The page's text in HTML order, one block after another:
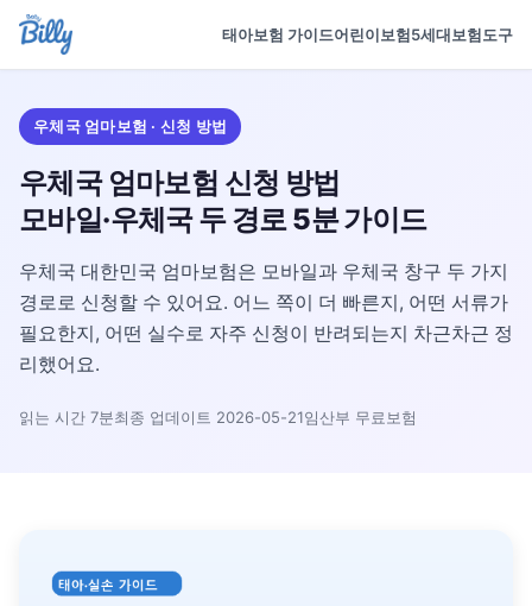
태아보험 가이드어린이보험5세대보험도구
우체국 엄마보험 · 신청 방법
우체국 엄마보험 신청 방법
모바일·우체국 두 경로 5분 가이드
우체국 대한민국 엄마보험은 모바일과 우체국 창구 두 가지
경로로 신청할 수 있어요. 어느 쪽이 더 빠른지, 어떤 서류가
필요한지, 어떤 실수로 자주 신청이 반려되는지 차근차근 정
리했어요.
읽는 시간 7분최종 업데이트 2026-05-21임산부 무료보험